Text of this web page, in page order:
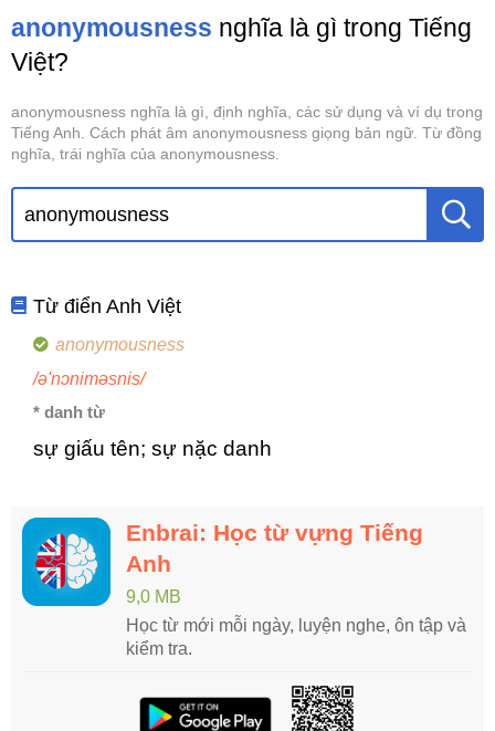
anonymousness nghĩa là gì trong Tiếng
Việt?
anonymousness nghĩa là gì, định nghĩa, các sử dụng và ví dụ trong
Tiếng Anh. Cách phát âm anonymousness giọng bản ngữ. Từ đồng
nghĩa, trái nghĩa của anonymousness.
Từ điển Anh Việt
anonymousness
/ə'nɔniməsnis/
* danh từ
sự giấu tên; sự nặc danh
Enbrai: Học từ vựng Tiếng
Anh
9,0 MB
Học từ mới mỗi ngày, luyện nghe, ôn tập và
kiểm tra.